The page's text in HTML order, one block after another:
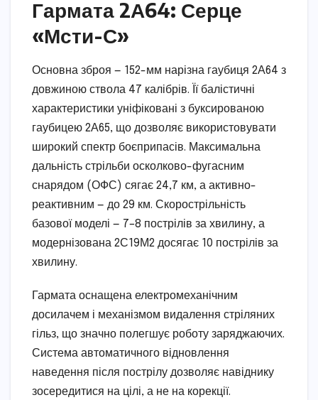
Гармата 2А64: Серце
«Мсти-С»
Основна зброя — 152-мм нарізна гаубиця 2А64 з
довжиною ствола 47 калібрів. Її балістичні
характеристики уніфіковані з буксированою
гаубицею 2А65, що дозволяє використовувати
широкий спектр боєприпасів. Максимальна
дальність стрільби осколково-фугасним
снарядом (ОФС) сягає 24,7 км, а активно-
реактивним — до 29 км. Скорострільність
базової моделі — 7–8 пострілів за хвилину, а
модернізована 2С19М2 досягає 10 пострілів за
хвилину.
Гармата оснащена електромеханічним
досилачем і механізмом видалення стріляних
гільз, що значно полегшує роботу заряджаючих.
Система автоматичного відновлення
наведення після пострілу дозволяє навіднику
зосередитися на цілі, а не на корекції.